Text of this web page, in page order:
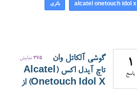
alcatel onetouch idol x باتری
1
پاسخ
375 نمایش
گوشی آلکاتل وان
تاچ آیدل اکس (Alcatel
Onetouch Idol X) از